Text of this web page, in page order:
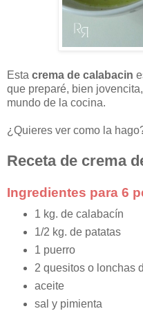
Esta crema de calabacin
que preparé, bien
mundo de la cocina.
¿Quieres ver como la
Receta de crema
Ingredientes para 6
1 kg. de calabacín
1/2 kg. de patatas
1 puerro
2 quesitos o lonchas
aceite
sal y pimienta